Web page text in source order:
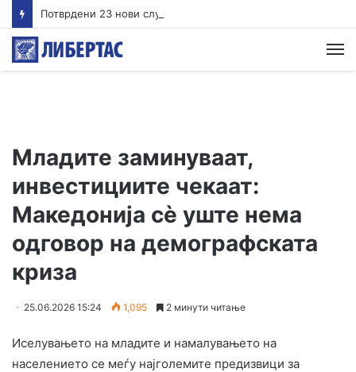
Младите заминуваат,
инвестициите чекаат:
Македонија сè уште нема
одговор на демографската
криза
25.06.2026 15:24 1,095 2 минути читање
Иселувањето на младите и намалувањето на
населението се меѓу најголемите предизвици за